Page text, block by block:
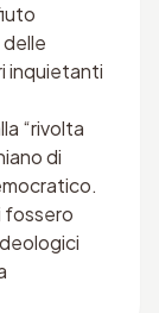
delle
inquietanti
“rivolta
di
fossero